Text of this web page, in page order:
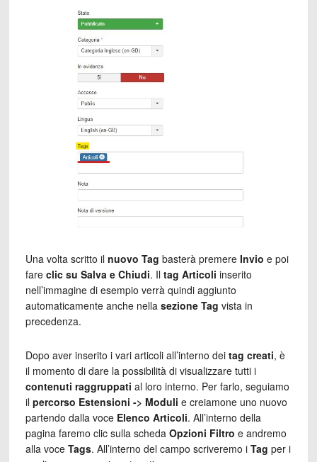
Una volta scritto il nuovo Tag basterà premere Invio e poi
fare clic su Salva e Chiudi. Iltag Articoli inserito
nell’immagine di esempio verrà quindi aggiunto
automaticamente anche nella sezione Tag vista in
precedenza.
Dopo aver inserito i vari articoli all’interno dei tag creati, è
il momento di dare la possibilità di visualizzare tutti i
contenuti raggruppati al loro interno. Per farlo, seguiamo
il percorso Estensioni -> Moduli e creiamone uno nuovo
partendo dalla voce Elenco Articoli. All’interno della
pagina faremo clic sulla scheda Opzioni Filtro e andremo
alla voce Tags. All’interno del campo scriveremo i Tag per i